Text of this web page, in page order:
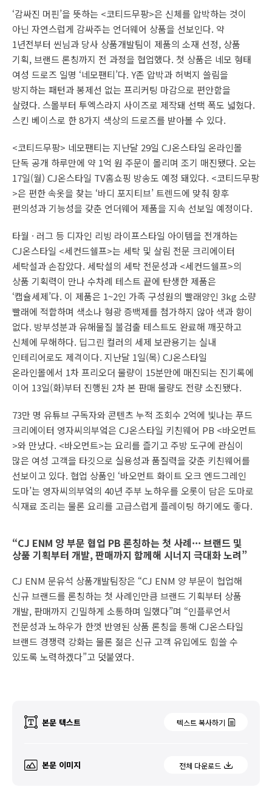
‘감싸진 머핀’을 뜻하는 <코티드무팡>은 신체를 압박하는 것이
아닌 자연스럽게 감싸주는 언더웨어 상품을 선보인다. 약
1년전부터 씬님과 당사 상품개발팀이 제품의 소재 선정, 상품
기획, 브랜드 론칭까지 전 과정을 협업했다. 첫 상품은 네모 형태
여성 드로즈 일명 ‘네모팬티’다. Y존 압박과 허벅지 쓸림을
방지하는 패턴과 봉제선 없는 프리커팅 마감으로 편안함을
살렸다. 스몰부터 투엑스라지 사이즈로 제작돼 선택 폭도 넓혔다.
스킨 베이스로 한 8가지 색상의 드로즈를 받아볼 수 있다.
<코티드무팡> 네모팬티는 지난달 29일 CJ온스타일 온라인몰
단독 공개 하루만에 약 1억 원 주문이 몰리며 조기 매진됐다. 오는
17일(월) CJ온스타일 TV홈쇼핑 방송도 예정 돼있다. <코티드무팡
>은 편한 속옷을 찾는 ‘바디 포지티브’ 트렌드에 맞춰 향후
편의성과 기능성을 갖춘 언더웨어 제품을 지속 선보일 예정이다.
타월 · 러그 등 디자인 리빙 라이프스타일 아이템을 전개하는
CJ온스타일 <세컨드쉘프>는 세탁 및 살림 전문 크리에이터
세탁설과 손잡았다. 세탁설의 세탁 전문성과 <세컨드쉘프>의
상품 기획력이 만나 수차례 테스트 끝에 탄생한 제품은
‘캡슐세제’다. 이 제품은 1~2인 가족 구성원의 빨래양인 3kg 소량
빨래에 적합하며 색소나 형광 증백제를 첨가하지 않아 색과 향이
없다. 방부성분과 유해물질 불검출 테스트도 완료해 깨끗하고
신체에 무해하다. 딥그린 컬러의 세제 보관용기는 실내
인테리어로도 제격이다. 지난달 1일(목) CJ온스타일
온라인몰에서 1차 프리오더 물량이 15분만에 매진되는 진기록에
이어 13일(화)부터 진행된 2차 본 판매 물량도 전량 소진됐다.
73만 명 유튜브 구독자와 콘텐츠 누적 조회수 2억에 빛나는 푸드
크리에이터 영자씨의부엌은 CJ온스타일 키친웨어 PB <바오먼트
>와 만났다. <바오먼트>는 요리를 즐기고 주방 도구에 관심이
많은 여성 고객을 타깃으로 실용성과 품질력을 갖춘 키친웨어를
선보이고 있다. 협업 상품인 ‘바오먼트 화이트 오크 엔드그레인
도마’는 영자씨의부엌의 40년 주부 노하우를 오롯이 담은 도마로
식재료 조리는 물론 요리를 고급스럽게 플레이팅 하기에도 좋다.
“CJ ENM 양 부문 협업 PB 론칭하는 첫 사례··· 브랜드 및
상품 기획부터 개발, 판매까지 함께해 시너지 극대화 노려”
CJ ENM 문유석 상품개발팀장은 “CJ ENM 양 부문이 헙업해
신규 브랜드를 론칭하는 첫 사례인만큼 브랜드 기획부터 상품
개발, 판매까지 긴밀하게 소통하며 일했다”며 “인플루언서
전문성과 노하우가 한껏 반영된 상품 론칭을 통해 CJ온스타일
브랜드 경쟁력 강화는 물론 젊은 신규 고객 유입에도 힘쓸 수
있도록 노력하겠다”고 덧붙였다.
본문 텍스트 텍스트 복사하기
본문 이미지 전체 다운로드